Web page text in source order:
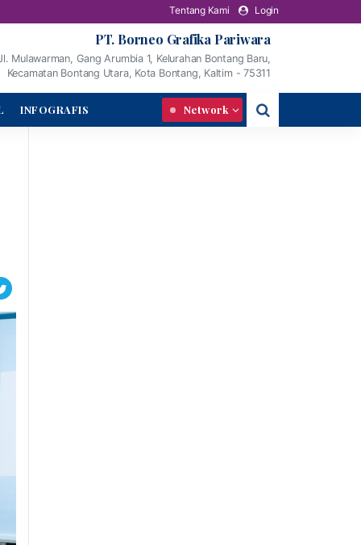
Tentang Kami Login
PT. Borneo Grafika Pariwara
Mulawarman, Gang Arumbia 1, Kelurahan Bontang Baru,
Kecamatan Bontang Utara, Kota Bontang, Kaltim - 75311
INFOGRAFIS Network